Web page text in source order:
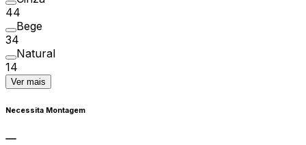
44
Bege
34
Natural
14
Ver mais
Necessita Montagem